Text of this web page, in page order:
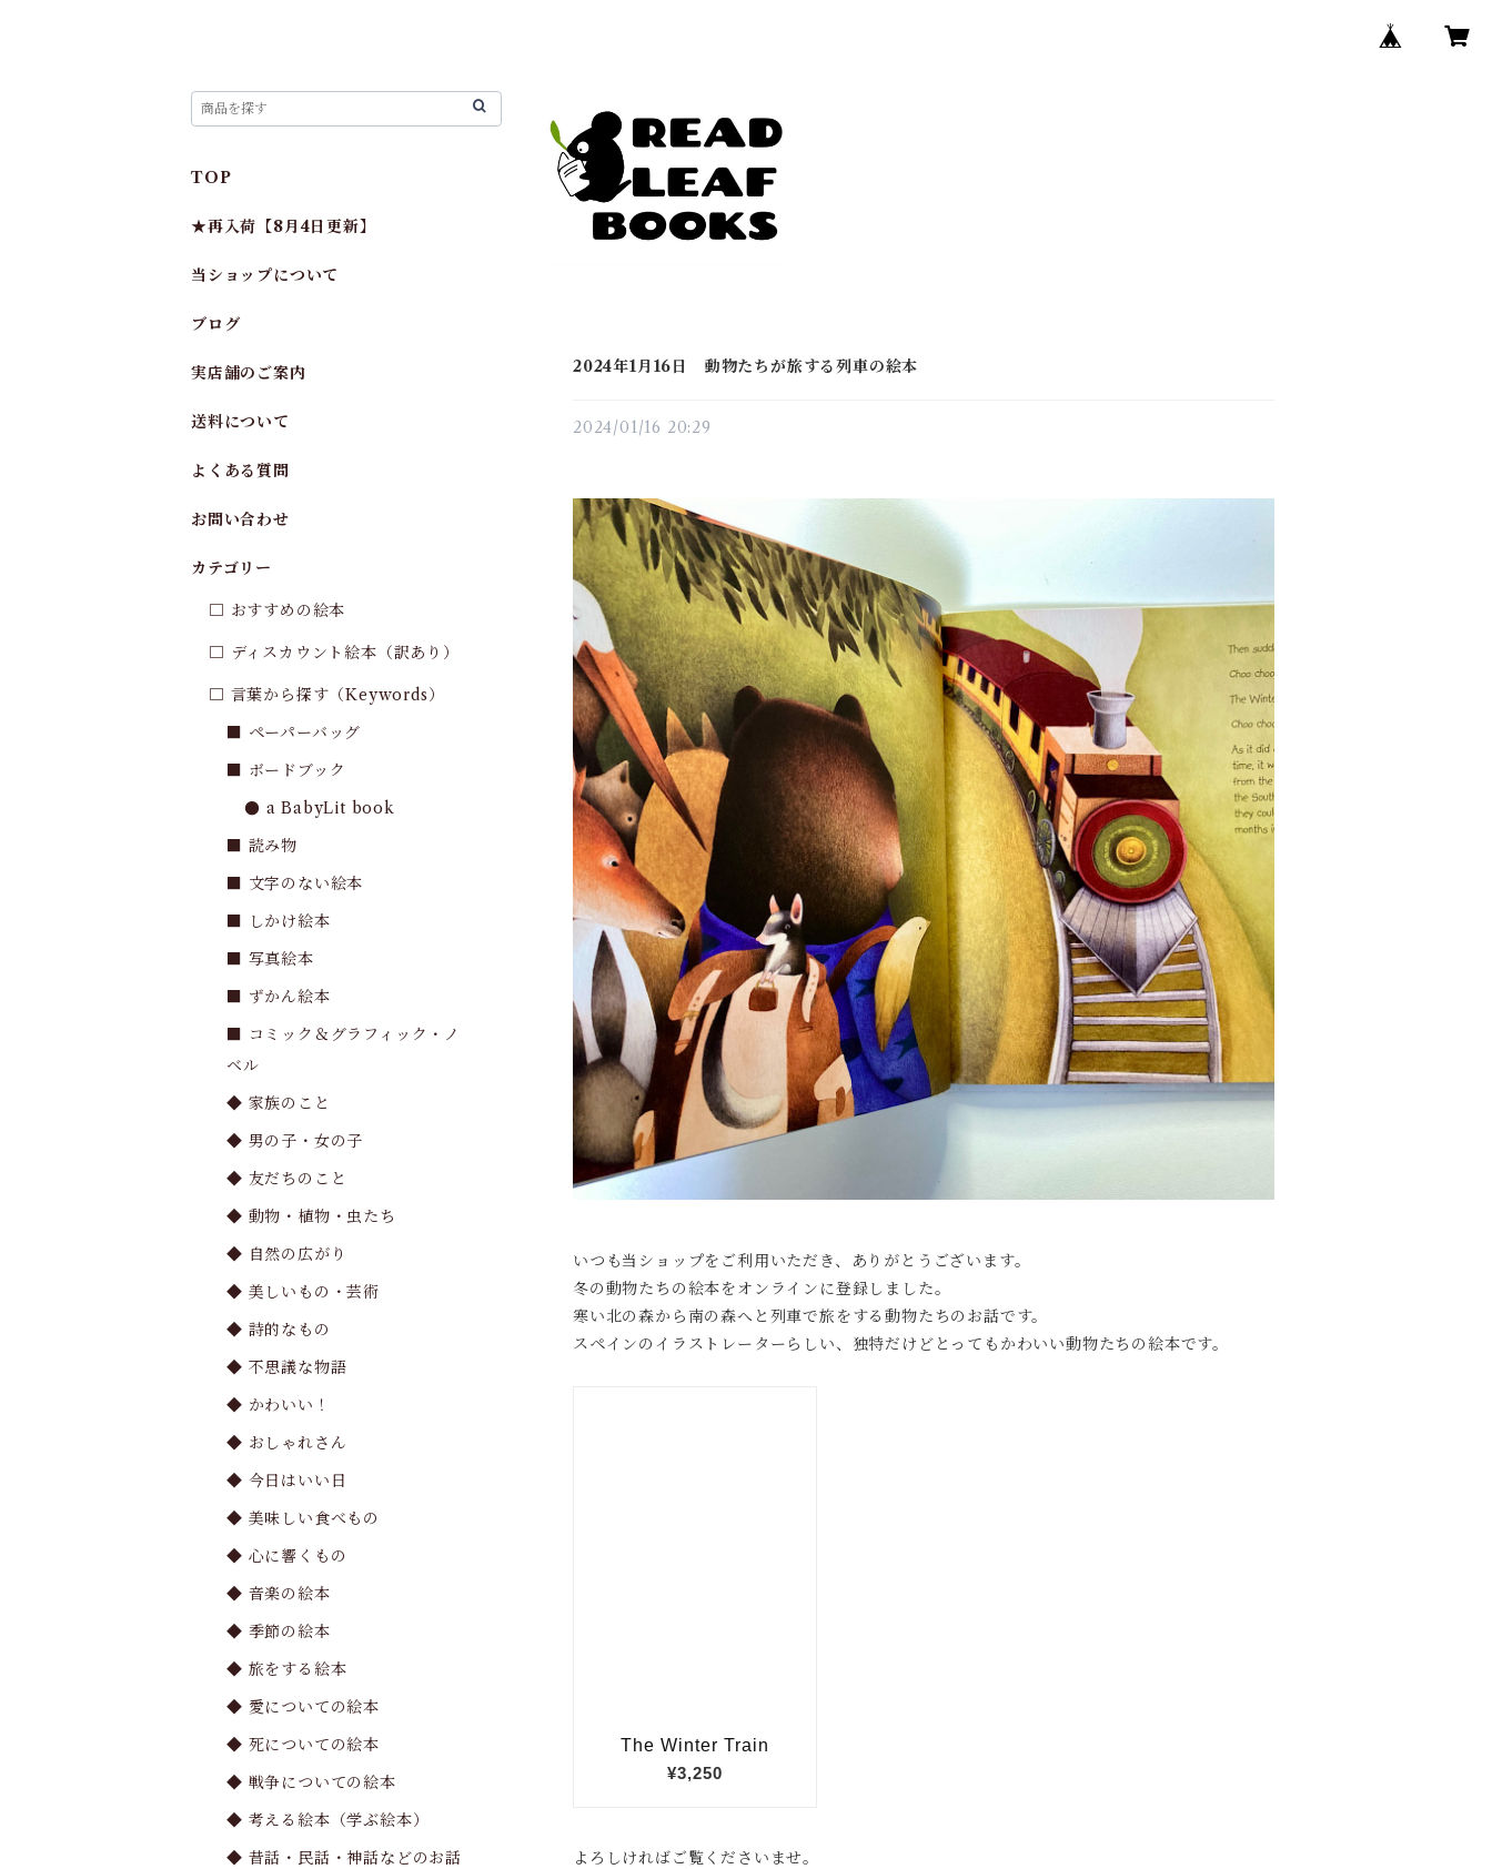
2024年1月16日 動物たちが旅する列車の絵本
2024/01/16 20:29
いつも当ショップをご利用いただき、ありがとうございます。
冬の動物たちの絵本をオンラインに登録しました。
寒い北の森から南の森へと列車で旅をする動物たちのお話です。
スペインのイラストレーターらしい、独特だけどとってもかわいい動物たちの絵本です。
よろしければご覧くださいませ。
TOP
★再入荷【8月4日更新】
当ショップについて
ブログ
実店舗のご案内
送料について
よくある質問
お問い合わせ
カテゴリー
□ おすすめの絵本
□ ディスカウント絵本（訳あり）
□ 言葉から探す（Keywords）
■ ペーパーバッグ
■ ボードブック
● a BabyLit book
■ 読み物
■ 文字のない絵本
■ しかけ絵本
■ 写真絵本
■ ずかん絵本
■ コミック＆グラフィック・ノ
ベル
◆ 家族のこと
◆ 男の子・女の子
◆ 友だちのこと
◆ 動物・植物・虫たち
◆ 自然の広がり
◆ 美しいもの・芸術
◆ 詩的なもの
◆ 不思議な物語
◆ かわいい！
◆ おしゃれさん
◆ 今日はいい日
◆ 美味しい食べもの
◆ 心に響くもの
◆ 音楽の絵本
◆ 季節の絵本
◆ 旅をする絵本
◆ 愛についての絵本
◆ 死についての絵本
◆ 戦争についての絵本
◆ 考える絵本（学ぶ絵本）
◆ 昔話・民話・神話などのお話